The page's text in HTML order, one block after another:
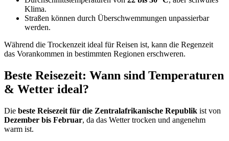
Klima.
Straßen können durch Überschwemmungen unpassierbar
werden.
Während die Trockenzeit ideal für Reisen ist, kann die Regenzeit
das Vorankommen in bestimmten Regionen erschweren.
Beste Reisezeit: Wann sind Temperaturen
& Wetter ideal?
Die beste Reisezeit für die Zentralafrikanische Republik ist von
Dezember bis Februar, da das Wetter trocken und angenehm
warm ist.